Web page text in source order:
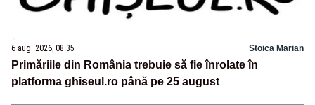
6 aug. 2026, 08:35 Stoica Marian
Primăriile din România trebuie să fie înrolate în
platforma ghiseul.ro până pe 25 august